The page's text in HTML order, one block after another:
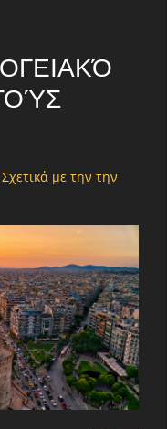
Σχετικά με την την